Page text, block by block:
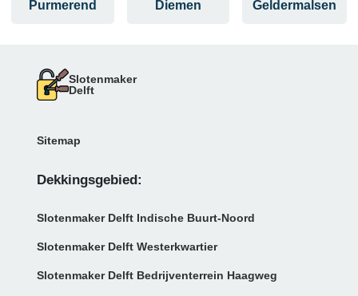
Purmerend
Diemen
Geldermalsen
Slotenmaker
Delft
Sitemap
Dekkingsgebied:
Slotenmaker Delft Indische Buurt-Noord
Slotenmaker Delft Westerkwartier
Slotenmaker Delft Bedrijventerrein Haagweg